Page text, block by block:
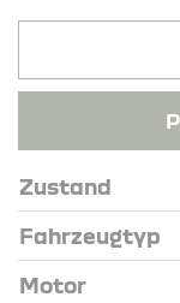
Zustand
Fahrzeugtyp
Motor